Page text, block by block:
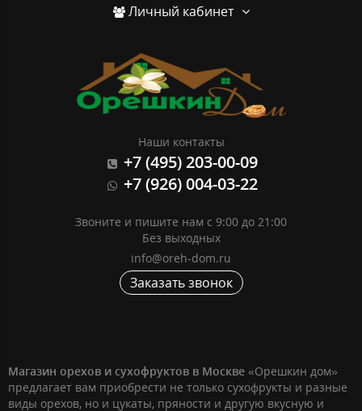
Личный кабинет
Наши контакты
+7 (495) 203-00-09
+7 (926) 004-03-22
Звоните и пишите нам с 9:00 до 21:00
Без выходных
info@oreh-dom.ru
Заказать звонок
Магазин орехов и сухофруктов в Москве «Орешкин дом»
предлагает вам приобрести не только сухофрукты и разные
виды орехов, но и цукаты, пряности и другую вкусную и